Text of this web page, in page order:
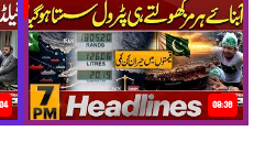
08:36